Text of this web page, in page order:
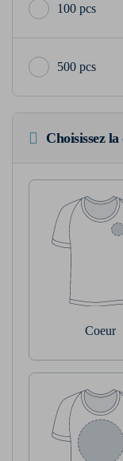
100 pcs
500 pcs
Choisissez
Coeur